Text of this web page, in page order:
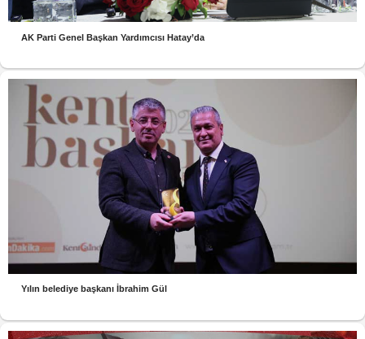
AK Parti Genel Başkan Yardımcısı Hatay’da
Yılın belediye başkanı İbrahim Gül